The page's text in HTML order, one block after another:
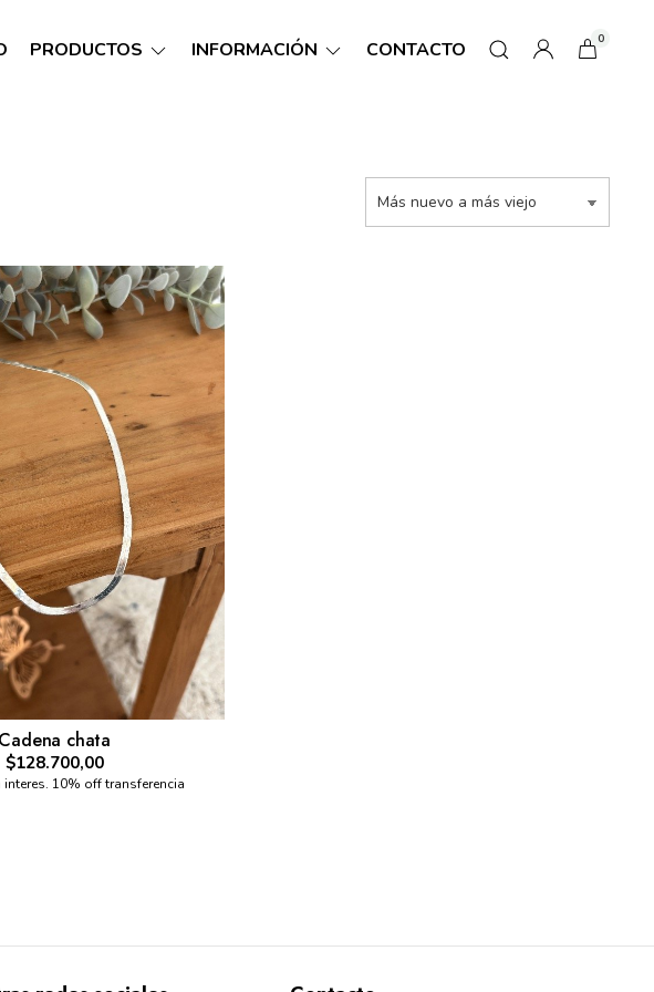
PRODUCTOS INFORMACIÓN CONTACTO 0
Cadena chata
$128.700,00
10% off transferencia